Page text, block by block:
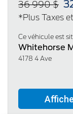
36 990 $
*Plus Taxes
Ce véhicule est
Whitehorse
4178 4 Ave